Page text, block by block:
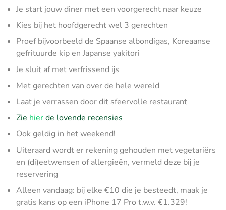
Je start jouw diner met een voorgerecht naar keuze
Kies bij het hoofdgerecht wel 3 gerechten
Proef bijvoorbeeld de Spaanse albondigas, Koreaanse
gefrituurde kip en Japanse yakitori
Je sluit af met verfrissend ijs
Met gerechten van over de hele wereld
Laat je verrassen door dit sfeervolle restaurant
Zie hierde lovende recensies
Ook geldig in het weekend!
Uiteraard wordt er rekening gehouden met vegetariërs
en (di)eetwensen of allergieën, vermeld deze bij je
reservering
Alleen vandaag: bij elke €10 die je besteedt, maak je
gratis kans op een iPhone 17 Pro t.w.v. €1.329!